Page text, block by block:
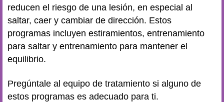
reducen el riesgo de una lesión, en especial al
saltar, caer y cambiar de dirección. Estos
programas incluyen estiramientos, entrenamiento
para saltar y entrenamiento para mantener el
equilibrio.
Pregúntale al equipo de tratamiento si alguno de
estos programas es adecuado para ti.